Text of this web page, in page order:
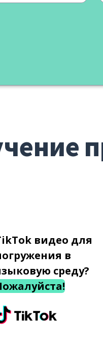
видео для
в
среду?